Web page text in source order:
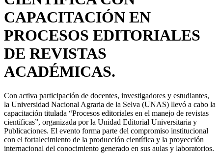
CAPACITACIÓN EN
PROCESOS EDITORIALES
DE REVISTAS
ACADÉMICAS.
Con activa participación de docentes, investigadores y estudiantes,
la Universidad Nacional Agraria de la Selva (UNAS) llevó a cabo la
capacitación titulada “Procesos editoriales en el manejo de revistas
científicas”, organizada por la Unidad Editorial Universitaria y
Publicaciones. El evento forma parte del compromiso institucional
con el fortalecimiento de la producción científica y la proyección
internacional del conocimiento generado en sus aulas y laboratorios.